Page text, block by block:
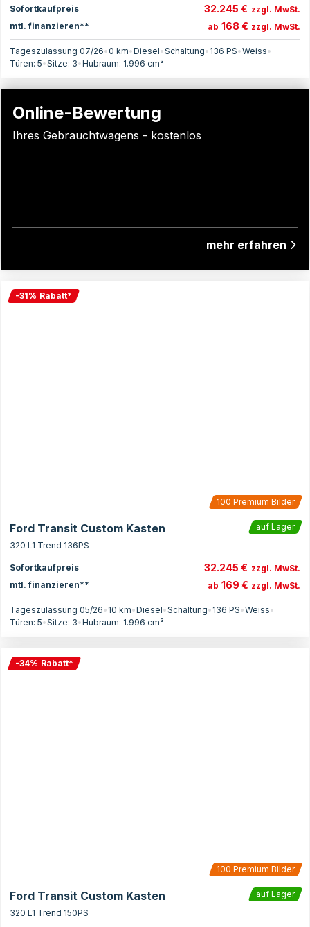
Sofortkaufpreis 32.245 € zzgl. MwSt.
mtl. finanzieren**
ab 168 € zzgl. MwSt.
Tageszulassung 07/26•0 km•Diesel•Schaltung• 136 PS•Weiss•
Türen: 5•Sitze: 3•Hubraum: 1.996 cm³
Online-Bewertung
Ihres Gebrauchtwagens - kostenlos
mehr erfahren
-31% Rabatt*
100 Premium Bilder
Ford Transit Custom Kasten
auf Lager
320 L1 Trend 136PS
Sofortkaufpreis 32.245 € zzgl. MwSt.
mtl. finanzieren**
ab 169 € zzgl. MwSt.
Tageszulassung 05/26• 10 km•Diesel•Schaltung• 136 PS•Weiss•
Türen: 5•Sitze: 3•Hubraum: 1.996 cm³
-34% Rabatt*
100 Premium Bilder
Ford Transit Custom Kasten
auf Lager
320 L1 Trend 150PS